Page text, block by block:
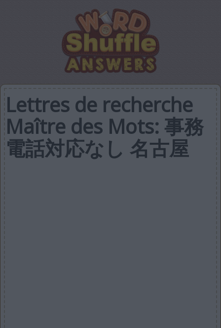
Lettres de recherche
Maître des Mots: 事務
電話対応なし 名古屋